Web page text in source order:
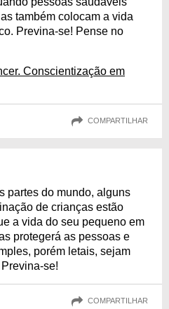
também colocam a vida
Previna-se! Pense no
Conscientização em
COMPARTILHAR
partes do mundo, alguns
de crianças estão
a vida do seu pequeno em
protegerá as pessoas e
porém letais, sejam
se!
COMPARTILHAR